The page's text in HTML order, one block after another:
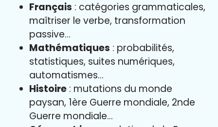
Français : catégories grammaticales,
maîtriser le verbe, transformation
passive…
Mathématiques : probabilités,
statistiques, suites numériques,
automatismes…
Histoire : mutations du monde
paysan, 1ère Guerre mondiale, 2nde
Guerre mondiale…